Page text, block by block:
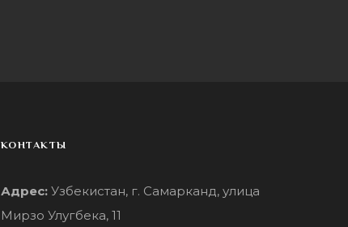
КОНТАКТЫ
Адрес: Узбекистан, г. Самарканд, улица
Мирзо Улугбека, 11